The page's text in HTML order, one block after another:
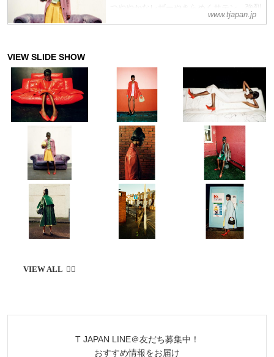
つややかなレザーやきらめくサテン、強烈
なソリッドカラー。’60ｓのモードシーン
www.tjapan.jp
T JAPAN LINE＠友だち募集中！
おすすめ情報をお届け